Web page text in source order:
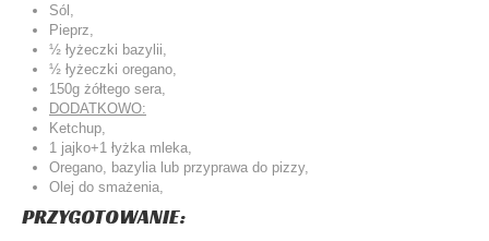
Sól,
Pieprz,
½ łyżeczki bazylii,
½ łyżeczki oregano,
150g żółtego sera,
DODATKOWO:
Ketchup,
1 jajko+1 łyżka mleka,
Oregano, bazylia lub przyprawa do pizzy,
Olej do smażenia,
PRZYGOTOWANIE: